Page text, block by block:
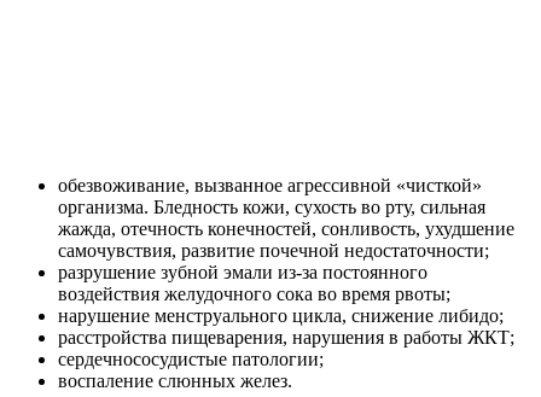
обезвоживание, вызванное агрессивной «чисткой»
организма. Бледность кожи, сухость во рту, сильная
жажда, отечность конечностей, сонливость, ухудшение
самочувствия, развитие почечной недостаточности;
разрушение зубной эмали из-за постоянного
воздействия желудочного сока во время рвоты;
нарушение менструального цикла, снижение либидо;
расстройства пищеварения, нарушения в работы ЖКТ;
сердечнососудистые патологии;
воспаление слюнных желез.